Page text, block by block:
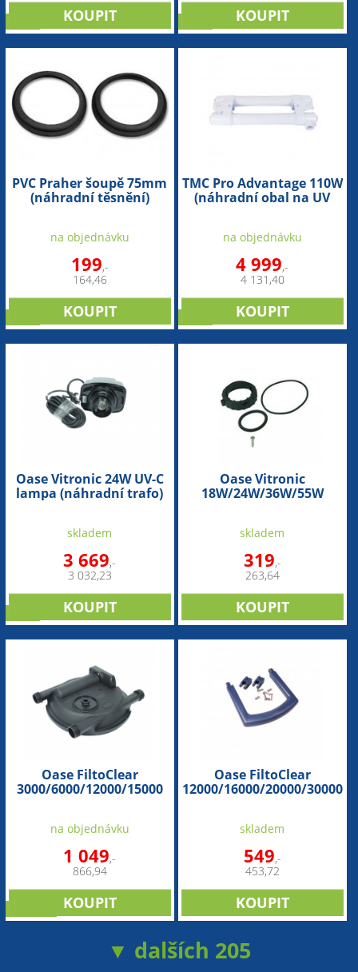
PVC Praher šoupě 75mm
(náhradní těsnění)
na objednávku
199,-
164,46
TMC Pro Advantage 110W
(náhradní obal na UV
na objednávku
4 999,-
4 131,40
Oase Vitronic 24W UV-C
lampa (náhradní trafo)
skladem
3 669,-
3 032,23
Oase Vitronic
18W/24W/36W/55W
skladem
319,-
263,64
Oase FiltoClear
3000/6000/12000/15000
na objednávku
1 049,-
866,94
Oase FiltoClear
12000/16000/20000/30000
skladem
549,-
453,72
▼ dalších 205